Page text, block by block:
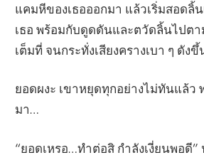
แคมหีของเธอออกมา แล้วเริ่มสอดลิ้
เธอ พร้อมกับดูดดันและตวัดลิ้นไปต
เต็มที่ จนกระทั่งเสียงครางเบา ๆ ดัง
ยอดผงะ เขาหยุดทุกอย่างไม่ทันแล้ว
มา…
“ยอดเหรอ…ทำต่อสิ กำลังเงี่ยนพอดี